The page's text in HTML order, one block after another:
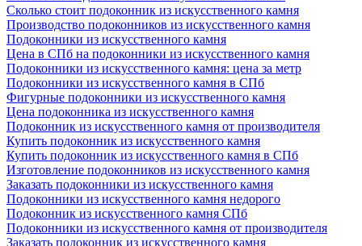
Сколько стоит подоконник из искусственного камня
Производство подоконников из искусственного камня
Подоконники из искусственного камня
Цена в СПб на подоконники из искусственного камня
Подоконники из искусственного камня: цена за метр
Подоконники из искусственного камня в СПб
Фигурные подоконники из искусственного камня
Цена подоконника из искусственного камня
Подоконник из искусственного камня от производителя
Купить подоконник из искусственного камня
Купить подоконник из искусственного камня в СПб
Изготовление подоконников из искусственного камня
Заказать подоконники из искусственного камня
Подоконники из искусственного камня недорого
Подоконник из искусственного камня СПб
Подоконники из искусственного камня от производителя
Заказать подоконник из искусственного камня